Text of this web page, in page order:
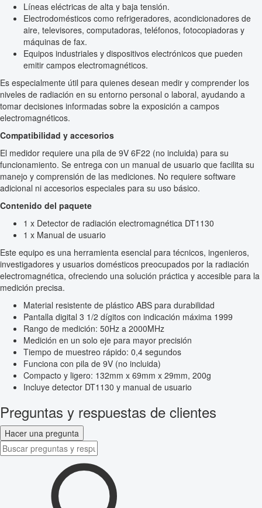
Líneas eléctricas de alta y baja tensión.
Electrodomésticos como refrigeradores, acondicionadores de
aire, televisores, computadoras, teléfonos, fotocopiadoras y
máquinas de fax.
Equipos industriales y dispositivos electrónicos que pueden
emitir campos electromagnéticos.
Es especialmente útil para quienes desean medir y comprender los
niveles de radiación en su entorno personal o laboral, ayudando a
tomar decisiones informadas sobre la exposición a campos
electromagnéticos.
Compatibilidad y accesorios
El medidor requiere una pila de 9V 6F22 (no incluida) para su
funcionamiento. Se entrega con un manual de usuario que facilita su
manejo y comprensión de las mediciones. No requiere software
adicional ni accesorios especiales para su uso básico.
Contenido del paquete
1 x Detector de radiación electromagnética DT1130
1 x Manual de usuario
Este equipo es una herramienta esencial para técnicos, ingenieros,
investigadores y usuarios domésticos preocupados por la radiación
electromagnética, ofreciendo una solución práctica y accesible para la
medición precisa.
Material resistente de plástico ABS para durabilidad
Pantalla digital 3 1/2 dígitos con indicación máxima 1999
Rango de medición: 50Hz a 2000MHz
Medición en un solo eje para mayor precisión
Tiempo de muestreo rápido: 0,4 segundos
Funciona con pila de 9V (no incluida)
Compacto y ligero: 132mm x 69mm x 29mm, 200g
Incluye detector DT1130 y manual de usuario
Preguntas y respuestas de clientes
Hacer una pregunta